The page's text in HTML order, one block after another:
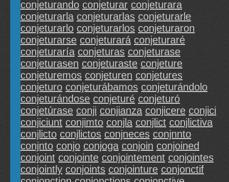
conjeturando conjeturar conjeturara
conjeturarla conjeturarlas conjeturarle
conjeturarlo conjeturarlos conjeturaron
conjeturarse conjeturará conjeturaré
conjeturaría conjeturas conjeturase
conjeturasen conjeturaste conjeture
conjeturemos conjeturen conjetures
conjeturo conjeturábamos conjeturándolo
conjeturándose conjeturé conjeturó
conjetúrase conji conjianza conjicere conjici
conjiciunt conjimto conjla conjlict conjlictiva
conjlicto conjlictos conjneces conjnnto
conjnto conjo conjoga conjoin conjoined
conjoint conjointe conjointement conjointes
conjointly conjoints conjointure conjonctif